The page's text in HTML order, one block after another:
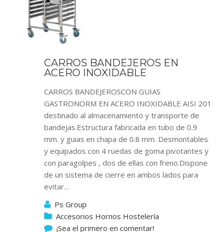
CARROS BANDEJEROS EN
ACERO INOXIDABLE
CARROS BANDEJEROSCON GUIAS
GASTRONORM EN ACERO INOXIDABLE AISI 201
destinado al almacenamiento y transporte de
bandejas.Estructura fabricada en tubo de 0.9
mm. y guias en chapa de 0.8 mm. Desmontables
y equipados con 4 ruedas de goma pivotantes y
con paragolpes , dos de ellas con freno.Dispone
de un sistema de cierre en ambos lados para
evitar…
Ps Group
Accesorios Hornos Hostelería
¡Sea el primero en comentar!